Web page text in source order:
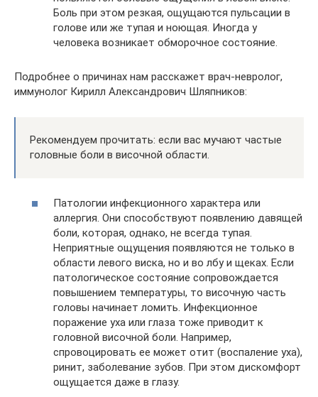
Боль при этом резкая, ощущаются пульсации в
голове или же тупая и ноющая. Иногда у
человека возникает обморочное состояние.
Подробнее о причинах нам расскажет врач-невролог,
иммунолог Кирилл Александрович Шляпников:
Рекомендуем прочитать: если вас мучают частые
головные боли в височной области.
Патологии инфекционного характера или
аллергия. Они способствуют появлению давящей
боли, которая, однако, не всегда тупая.
Неприятные ощущения появляются не только в
области левого виска, но и во лбу и щеках. Если
патологическое состояние сопровождается
повышением температуры, то височную часть
головы начинает ломить. Инфекционное
поражение уха или глаза тоже приводит к
головной височной боли. Например,
спровоцировать ее может отит (воспаление уха),
ринит, заболевание зубов. При этом дискомфорт
ощущается даже в глазу.